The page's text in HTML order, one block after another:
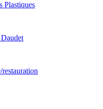
Plastiques